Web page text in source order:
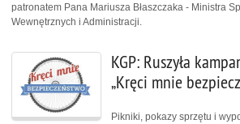
patronatem Pana Mariusza Błaszczaka - Ministra
Wewnętrznych i Administracji.
KGP: Ruszyła
„Kręci mnie
Pikniki, pokazy sprzętu i